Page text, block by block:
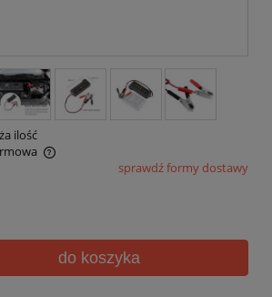
ilość
ewentualnych kosztów płatnościsprawdź formy dostawy
do koszyka